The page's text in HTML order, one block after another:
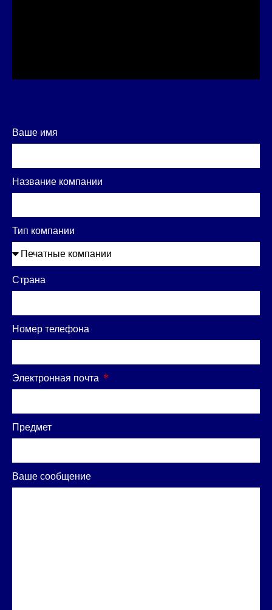
Ваше имя
Название компании
Тип компании
Страна
Номер телефона
Электронная почта
Предмет
Ваше сообщение